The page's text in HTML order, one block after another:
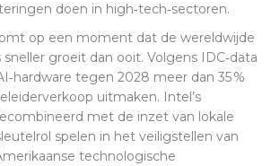
doen in high‑tech‑sectoren.
op een moment dat de wereldwijde
sneller groeit dan ooit. Volgens IDC‑data
tegen 2028 meer dan 35 %
uitmaken. Intel’s
met de inzet van lokale
spelen in het veiligstellen van
technologische